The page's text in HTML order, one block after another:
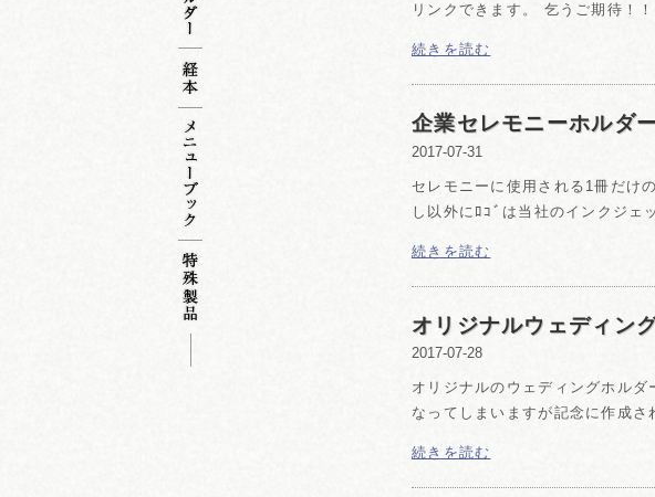
リンクできます。 乞うご期待！！
続きを読む
企業セレモニーホルダ
2017-07-31
セレモニーに使用される1冊だけ
し以外にﾛｺﾞは当社のインクジェ
続きを読む
オリジナルウェディン
2017-07-28
オリジナルのウェディングホル
なってしまいますが記念に作成さ
続きを読む